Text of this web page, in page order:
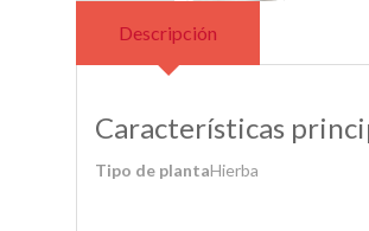
Descripción
Características
Tipo de plantaHierba